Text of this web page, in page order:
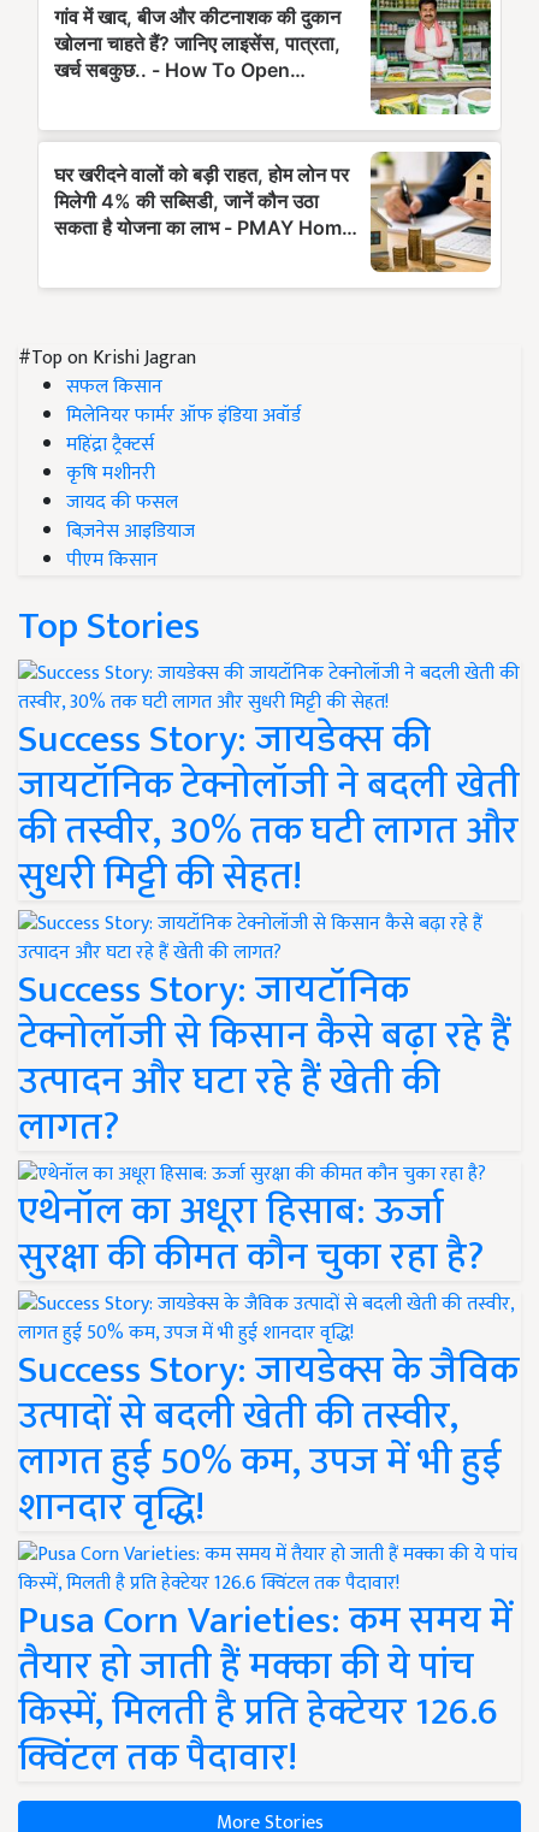
#Top on Krishi Jagran
सफल किसान
मिलेनियर फार्मर ऑफ इंडिया अवॉर्ड
महिंद्रा ट्रैक्टर्स
कृषि मशीनरी
जायद की फसल
बिज़नेस आइडियाज
पीएम किसान
Top Stories
Success Story: जायडेक्स की
जायटॉनिक टेक्नोलॉजी ने बदली खेती
की तस्वीर, 30% तक घटी लागत और
सुधरी मिट्टी की सेहत!
Success Story: जायटॉनिक
टेक्नोलॉजी से किसान कैसे बढ़ा रहे हैं
उत्पादन और घटा रहे हैं खेती की
लागत?
एथेनॉल का अधूरा हिसाब: ऊर्जा
सुरक्षा की कीमत कौन चुका रहा है?
Success Story: जायडेक्स के जैविक
उत्पादों से बदली खेती की तस्वीर,
लागत हुई 50% कम, उपज में भी हुई
शानदार वृद्धि!
Pusa Corn Varieties: कम समय में
तैयार हो जाती हैं मक्का की ये पांच
किस्में, मिलती है प्रति हेक्टेयर 126.6
क्विंटल तक पैदावार!
More Stories